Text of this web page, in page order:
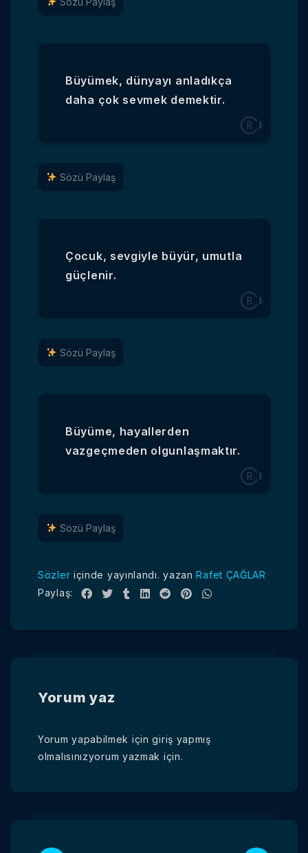
Büyümek, dünyayı anladıkça
daha çok sevmek demektir.
Sözü Paylaş
Çocuk, sevgiyle büyür, umutla
güçlenir.
Sözü Paylaş
Büyüme, hayallerden
vazgeçmeden olgunlaşmaktır.
Sözü Paylaş
Sözler içinde yayınlandı. yazanRafet ÇAĞLAR
Paylaş:
Yorum yaz
Yorum yapabilmek içingiriş yapmış
olmalısınızyorum yazmak için.